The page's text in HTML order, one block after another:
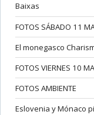
Baixas
FOTOS SÁBADO 11
El monegasco
FOTOS VIERNES 10
FOTOS AMBIENTE
Eslovenia y Mónaco